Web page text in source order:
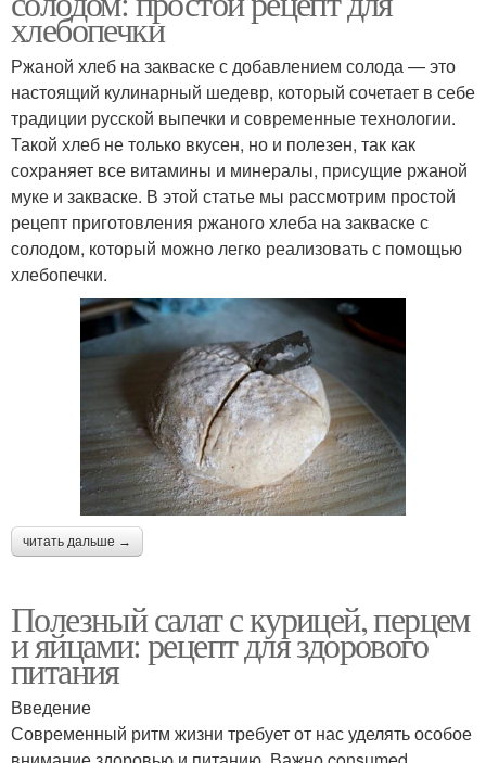
хлебопечки
Ржаной хлеб на закваске с добавлением солода — это
настоящий кулинарный шедевр, который сочетает в себе
традиции русской выпечки и современные технологии.
Такой хлеб не только вкусен, но и полезен, так как
сохраняет все витамины и минералы, присущие ржаной
муке и закваске. В этой статье мы рассмотрим простой
рецепт приготовления ржаного хлеба на закваске с
солодом, который можно легко реализовать с помощью
хлебопечки.
читать дальше →
Полезный салат с курицей, перцем
и яйцами: рецепт для здорового
питания
Введение
Современный ритм жизни требует от нас уделять особое